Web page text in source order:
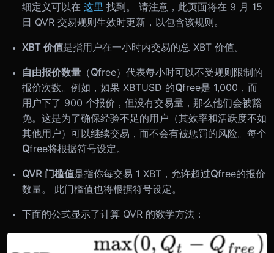
细定义可以在 这里 找到。 请注意，此页面将在 9 月 15
日 QVR 交易规则生效时更新，以包含该规则。
XBT 价值是指用户在一小时内交易的总 XBT 价值。
自由报价数量 （Qfree）代表每小时可以不受规则限制的
报价次数。例如，如果 XBTUSD 的Qfree是 1,000，而
用户下了 900 个报价，但没有交易量，那么他们会被豁
免。这是为了确保经验不足的用户（其效率和活跃度不如
其他用户）可以继续交易，而不会有被惩罚的风险。每个
Qfree将根据符号设定。
QVR 门槛值是指你每交易 1 XBT，允许超过Qfree的报价
数量。 此门槛值也将根据符号设定。
下面的公式显示了计算 QVR 的数学方法：